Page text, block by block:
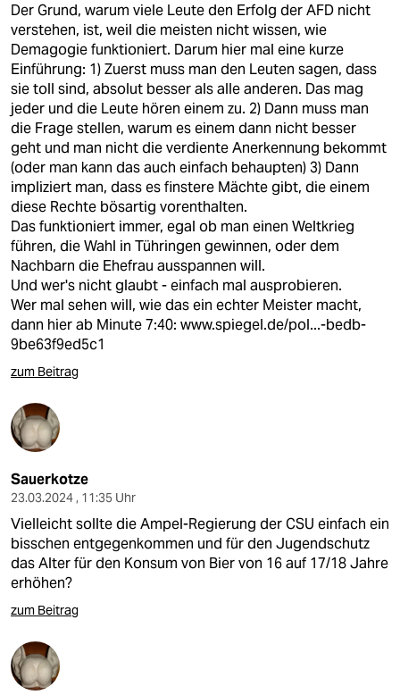
Der Grund, warum viele Leute den Erfolg der AFD nicht
verstehen, ist, weil die meisten nicht wissen, wie
Demagogie funktioniert. Darum hier mal eine kurze
Einführung: 1) Zuerst muss man den Leuten sagen, dass
sie toll sind, absolut besser als alle anderen. Das mag
jeder und die Leute hören einem zu. 2) Dann muss man
die Frage stellen, warum es einem dann nicht besser
geht und man nicht die verdiente Anerkennung bekommt
(oder man kann das auch einfach behaupten) 3) Dann
impliziert man, dass es finstere Mächte gibt, die einem
diese Rechte bösartig vorenthalten.
Das funktioniert immer, egal ob man einen Weltkrieg
führen, die Wahl in Tühringen gewinnen, oder dem
Nachbarn die Ehefrau ausspannen will.
Und wer's nicht glaubt - einfach mal ausprobieren.
Wer mal sehen will, wie das ein echter Meister macht,
dann hier ab Minute 7:40: www.spiegel.de/pol...-bedb-
9be63f9ed5c1
zum Beitrag
Sauerkotze
23.03.2024 , 11:35 Uhr
Vielleicht sollte die Ampel-Regierung der CSU einfach ein
bisschen entgegenkommen und für den Jugendschutz
das Alter für den Konsum von Bier von 16 auf 17/18 Jahre
erhöhen?
zum Beitrag